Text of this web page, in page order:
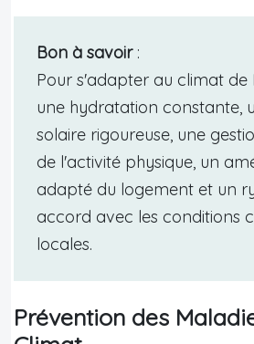
Bon à savoir:
Pour s'adapter au climat de
une hydratation constante,
solaire rigoureuse, une
de l'activité physique, un
adapté du logement et un
accord avec les conditions
locales.
Prévention des